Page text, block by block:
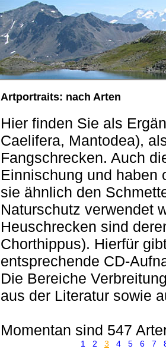
Artportraits: nach Arten
Hier finden Sie als
Caelifera, Mantodea),
Fangschrecken. Auch
Einnischung und haben
sie ähnlich den
Naturschutz verwendet
Heuschrecken sind
Chorthippus). Hierfür
entsprechende CD-
Die Bereiche
aus der Literatur sowie
Momentan sind 547
1 2 3 4 5 6 7